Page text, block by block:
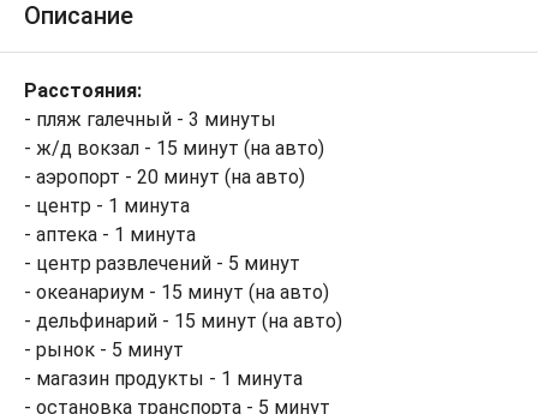
Описание
Расстояния:
- пляж галечный - 3 минуты
- ж/д вокзал - 15 минут (на авто)
- аэропорт - 20 минут (на авто)
- центр - 1 минута
- аптека - 1 минута
- центр развлечений - 5 минут
- океанариум - 15 минут (на авто)
- дельфинарий - 15 минут (на авто)
- рынок - 5 минут
- магазин продукты - 1 минута
- остановка транспорта - 5 минут